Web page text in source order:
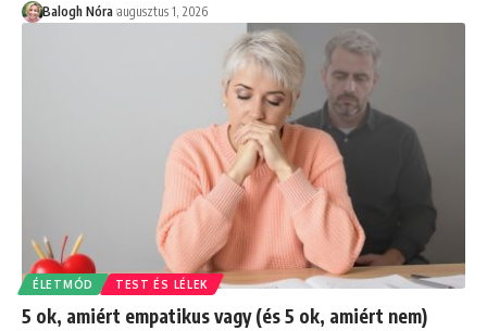
Balogh Nóra augusztus 1, 2026
ÉLETMÓD TEST ÉS LÉLEK
5 ok, amiért empatikus vagy (és 5 ok, amiért nem)